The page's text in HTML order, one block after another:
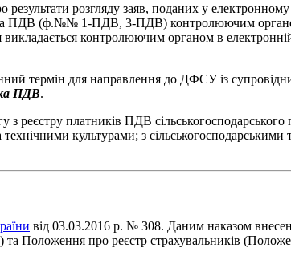
розгляду заяв, поданих у
ПДВ (ф.№№ 1-ПДВ, 3-ПДВ) контролюючим органом
контролюючим органом в
термін для направлення до ДФСУ із
ПДВ.
реєстру платників ПДВ
культурами; з
від 03.03.2016 р. № 308. Даним наказом
та Положення про реєстр страхувальників